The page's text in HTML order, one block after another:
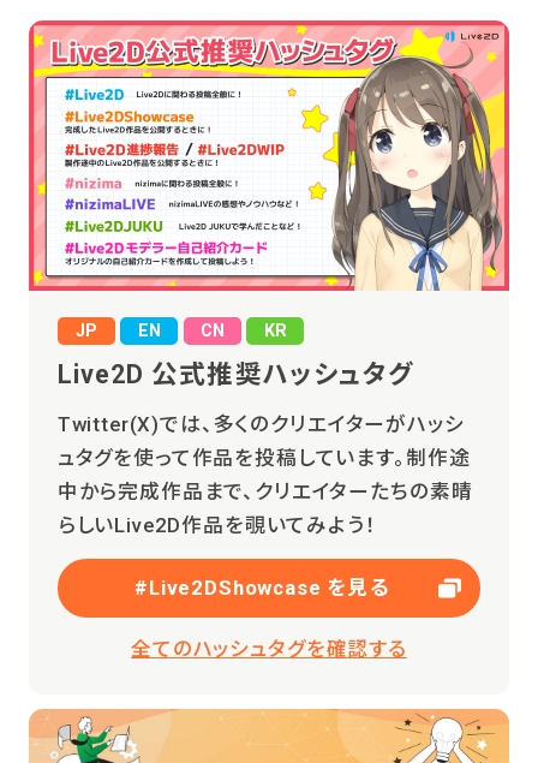
JP EN CN KR
Live2D 公式推奨ハッシュタグ
Twitter(X)では、多くのクリエイターがハッシ
ュタグを使って作品を投稿しています。制作途
中から完成作品まで、クリエイターたちの素晴
らしいLive2D作品を覗いてみよう！
#Live2DShowcase を見る
全てのハッシュタグを確認する